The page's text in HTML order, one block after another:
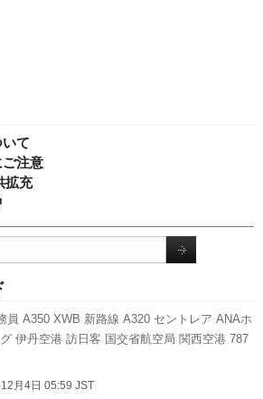
て
ご注意
拡充
員 A350 XWB 新路線 A320 セントレア ANAホ
伊丹空港 訪日客 国交省航空局 関西空港 787
成田空港 国交省 発着回数
月4日 05:59 JST